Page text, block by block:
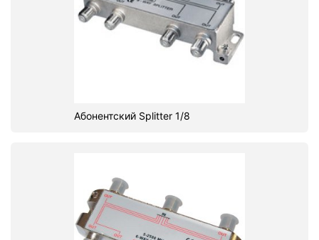
Абонентский Splitter 1/8